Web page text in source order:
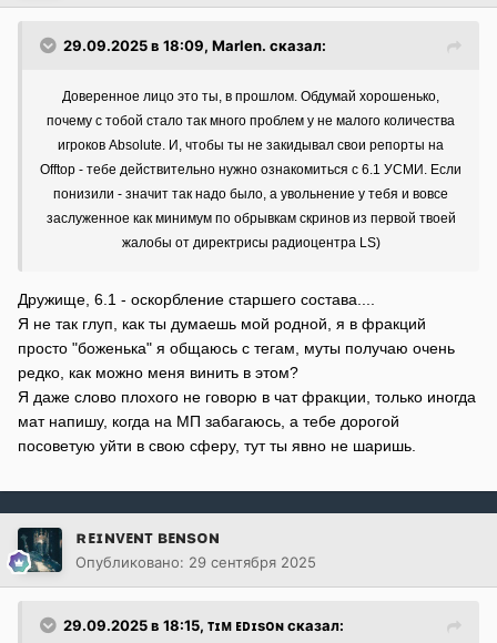
29.09.2025 в 18:09, Marlen. сказал:
Доверенное лицо это ты, в прошлом. Обдумай хорошенько,
почему с тобой стало так много проблем у не малого количества
игроков Absolute. И, чтобы ты не закидывал свои репорты на
Offtop - тебе действительно нужно ознакомиться с 6.1 УСМИ. Если
понизили - значит так надо было, а увольнение у тебя и вовсе
заслуженное как минимум по обрывкам скринов из первой твоей
жалобы от директрисы радиоцентра LS)
Дружище, 6.1 - оскорбление старшего состава....
Я не так глуп, как ты думаешь мой родной, я в фракций
просто "боженька" я общаюсь с тегам, муты получаю очень
редко, как можно меня винить в этом?
Я даже слово плохого не говорю в чат фракции, только иногда
мат напишу, когда на МП забагаюсь, а тебе дорогой
посоветую уйти в свою сферу, тут ты явно не шаришь.
ʀᴇɪɴᴠᴇɴᴛ ʙᴇɴsᴏɴ
Опубликовано: 29 сентября 2025
29.09.2025 в 18:15, ᴛɪᴍ ᴇᴅɪsᴏɴсказал: